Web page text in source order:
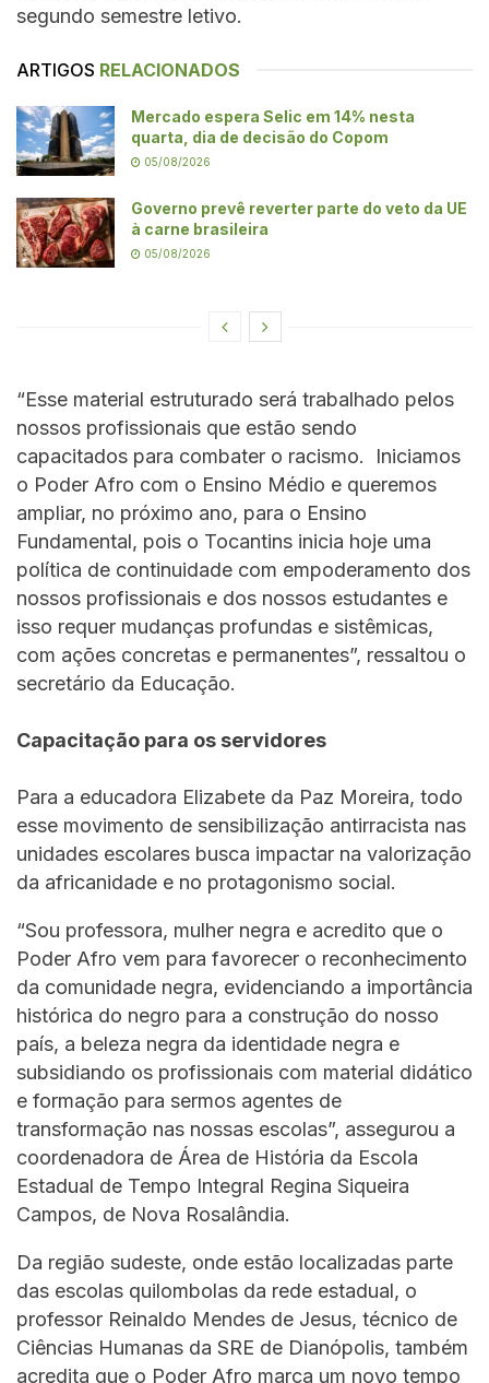
segundo semestre letivo.
ARTIGOS RELACIONADOS
Mercado espera Selic em 14% nesta
quarta, dia de decisão do Copom
05/08/2026
Governo prevê reverter parte do veto da UE
à carne brasileira
05/08/2026
“Esse material estruturado será trabalhado pelos
nossos profissionais que estão sendo
capacitados para combater o racismo. Iniciamos
o Poder Afro com o Ensino Médio e queremos
ampliar, no próximo ano, para o Ensino
Fundamental, pois o Tocantins inicia hoje uma
política de continuidade com empoderamento dos
nossos profissionais e dos nossos estudantes e
isso requer mudanças profundas e sistêmicas,
com ações concretas e permanentes”, ressaltou o
secretário da Educação.
Capacitação para os servidores
Para a educadora Elizabete da Paz Moreira, todo
esse movimento de sensibilização antirracista nas
unidades escolares busca impactar na valorização
da africanidade e no protagonismo social.
“Sou professora, mulher negra e acredito que o
Poder Afro vem para favorecer o reconhecimento
da comunidade negra, evidenciando a importância
histórica do negro para a construção do nosso
país, a beleza negra da identidade negra e
subsidiando os profissionais com material didático
e formação para sermos agentes de
transformação nas nossas escolas”, assegurou a
coordenadora de Área de História da Escola
Estadual de Tempo Integral Regina Siqueira
Campos, de Nova Rosalândia.
Da região sudeste, onde estão localizadas parte
das escolas quilombolas da rede estadual, o
professor Reinaldo Mendes de Jesus, técnico de
Ciências Humanas da SRE de Dianópolis, também
acredita que o Poder Afro marca um novo tempo